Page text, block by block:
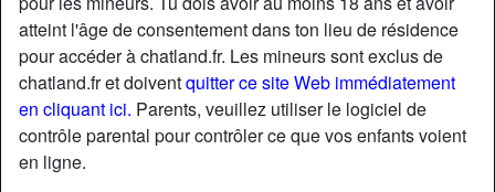
atteint l'âge de consentement dans ton lieu de résidence
pour accéder à chatland.fr. Les mineurs sont exclus de
chatland.fr et doiventquitter ce site Web immédiatement
en cliquant ici. Parents, veuillez utiliser le logiciel de
contrôle parental pour contrôler ce que vos enfants voient
en ligne.